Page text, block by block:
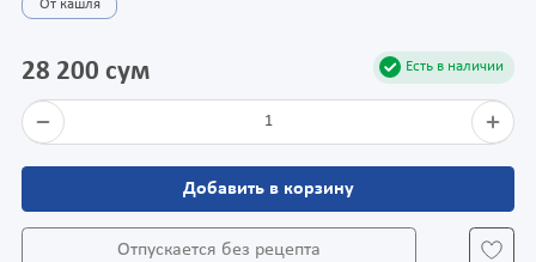
От кашля
Есть в наличии
28 200 сум
1
Добавить в корзину
Отпускается без рецепта